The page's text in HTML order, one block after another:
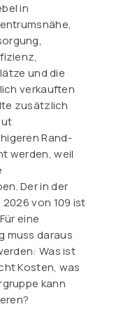
in
und die
verkauften
zusätzlich
Rand-
werden, weil
Der in der
von 109 ist
eine
muss daraus
Was ist
Kosten, was
kann